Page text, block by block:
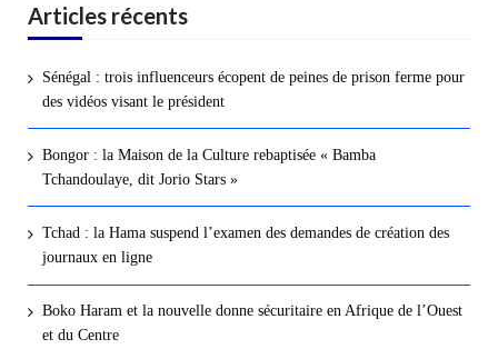
Articles récents
Sénégal : trois influenceurs écopent de peines de prison ferme pour
des vidéos visant le président
Bongor : la Maison de la Culture rebaptisée « Bamba
Tchandoulaye, dit Jorio Stars »
Tchad : la Hama suspend l’examen des demandes de création des
journaux en ligne
Boko Haram et la nouvelle donne sécuritaire en Afrique de l’Ouest
et du Centre